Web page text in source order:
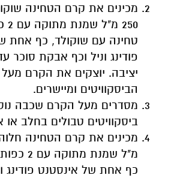
מכינים את קרם הטחינה
טחינה עם שוקולד, כף אחת
פודינג וניל וכף אבקת
יציבה. יוצקים את הקרם
הביסקוויטים ומיישרים.
מסדרים מעל הקרם שכבה
ביסקוויטים טבולים בחלב או
מ"ל שמנת
כף אחת של אינסטנט פודינג